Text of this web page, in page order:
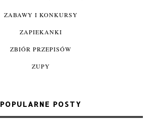
ZABAWY I KONKURSY
ZAPIEKANKI
ZBIÓR PRZEPISÓW
ZUPY
POPULARNE POSTY